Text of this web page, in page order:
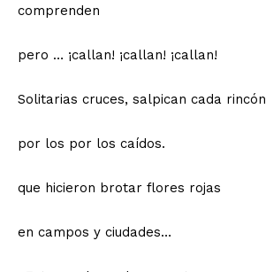
comprenden
pero … ¡callan! ¡callan! ¡callan!
Solitarias cruces, salpican cada rincón
por los por los caídos.
que hicieron brotar flores rojas
en campos y ciudades…